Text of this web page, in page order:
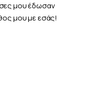
μου έδωσαν
μου με εσάς!